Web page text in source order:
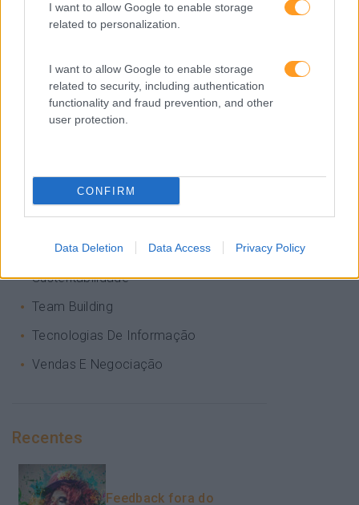
I want to allow Google to enable storage
related to personalization.
I want to allow Google to enable storage
related to security, including authentication
functionality and fraud prevention, and other
user protection.
CONFIRM
Data Deletion Data Access Privacy Policy
Interculturalidade
Liderança
Mudança
PORTO RH MEETING
Recursos Humanos
Sem Categoria
Sustentabilidade
Team Building
Tecnologias De Informação
Vendas E Negociação
Recentes
Feedback fora do